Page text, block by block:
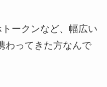
ークンなど、幅広い
わってきた方なんで